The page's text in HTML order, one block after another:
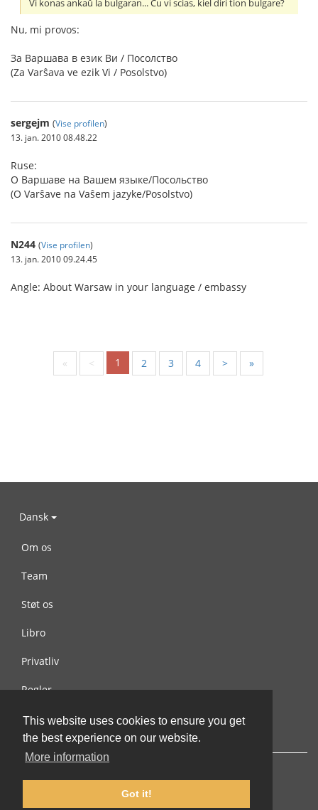
This website uses cookies to ensure you get
the best experience on our website.
More information
Got it!
Vi konas ankaŭ la bulgaran... Ĉu vi scias, kiel diri tion bulgare?
Nu, mi provos:
За Варшава в език Ви / Посолство
(Za Varŝava ve ezik Vi / Posolstvo)
sergejm (Vise profilen)
13. jan. 2010 08.48.22
Ruse:
О Варшаве на Вашем языке/Посольство
(O Varŝave na Vaŝem jazyke/Posolstvo)
N244 (Vise profilen)
13. jan. 2010 09.24.45
Angle: About Warsaw in your language / embassy
« < 1 2 3 4 > »
Dansk
Om os
Team
Støt os
Libro
Privatliv
Regler
Kontakt os